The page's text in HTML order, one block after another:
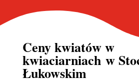
Ceny kwiatów w
kwiaciarniach w
Łukowskim